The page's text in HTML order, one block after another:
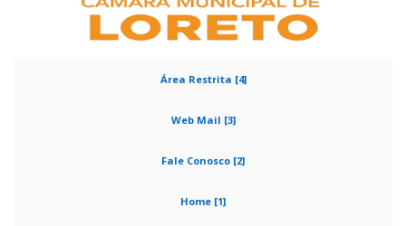
Área Restrita [4]
Web Mail [3]
Fale Conosco [2]
Home [1]